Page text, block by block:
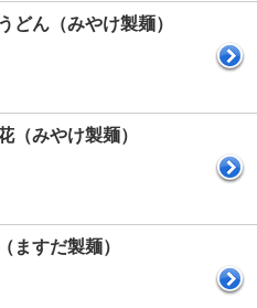
どん（みやけ製麺）
（みやけ製麺）
ますだ製麺）